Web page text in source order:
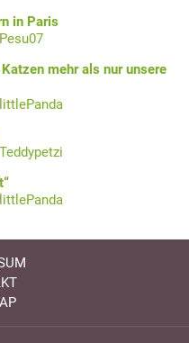
in Paris
Pesu07
mehr als nur unsere
littlePanda
Teddypetzi
littlePanda